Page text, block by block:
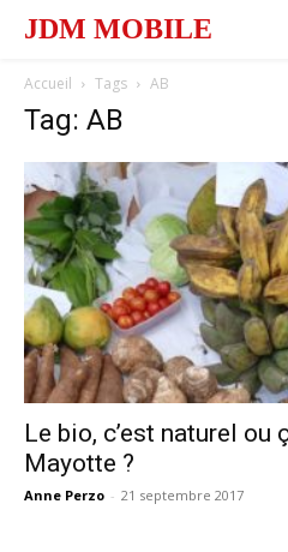
JDM MOBILE
Accueil Tags AB
Tag: AB
Le bio, c’est naturel ou
Mayotte ?
Anne Perzo - 21 septembre 2017